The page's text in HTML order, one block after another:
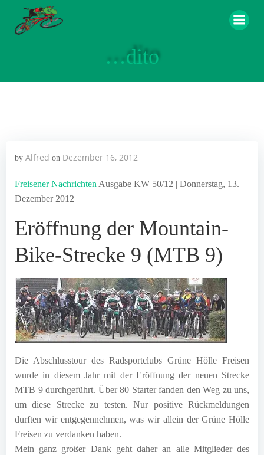
…dito
by Alfred on Dezember 16, 2012
Freisener Nachrichten Ausgabe KW 50/12 | Donnerstag, 13.
Dezember 2012
Eröffnung der Mountain-
Bike-Strecke 9 (MTB 9)
Die Abschlusstour des Radsportclubs Grüne Hölle Freisen
wurde in diesem Jahr mit der Eröffnung der neuen Strecke
MTB 9 durchgeführt. Über 80 Starter fanden den Weg zu uns,
um diese Strecke zu testen. Nur positive Rückmeldungen
durften wir entgegennehmen, was wir allein der Grüne Hölle
Freisen zu verdanken haben.
Mein ganz großer Dank geht daher an alle Mitglieder des